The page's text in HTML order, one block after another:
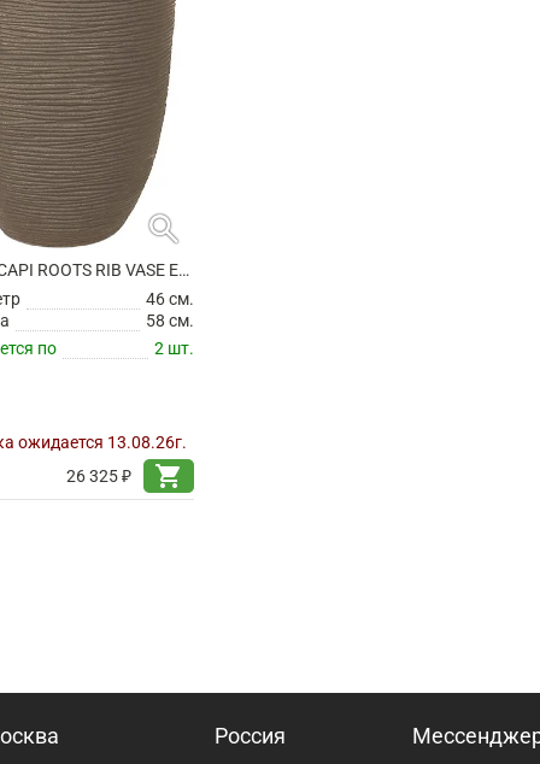
search
КАШПО CAPI ROOTS RIB VASE ELEGANT LOW WARM TAUPE
46 см.
58 см.
по
2 шт.
ожидается 13.08.26г.
26 325 ₽
shopping_cart
Россия